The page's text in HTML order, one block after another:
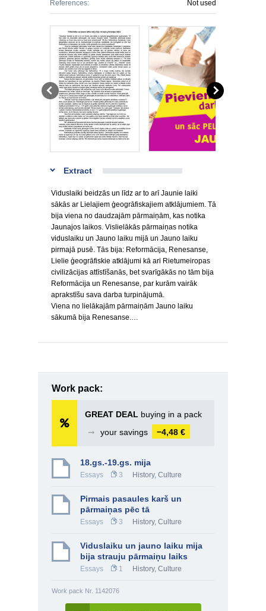
References: Not used
Extract
Viduslaiki beidzās un līdz ar to arī Jaunie laiki
sākās ar Lielajiem ģeogrāfiskajiem atklājumiem. Tā
bija viena no daudzajām pārmaiņām, kas notika
Jaunajos laikos. Vislielākās pārmaiņas notika
viduslaiku un Jauno laiku mijā un Jauno laiku
pirmajā pusē. Tās bija: Reformācija, Renesanse,
Lielie ģeogrāfiskie atklājumi kā ari Rietumeiropas
civilizācijas attīstīšanās, bet svarīgākās no tām bija
Reformācija un Renesanse, par kurām vairāk
aprakstīšu sava darba turpinājumā.
Viena no lielākajām pārmaiņām Jauno laiku
sākumā bija Renesanse.…
Work pack:
GREAT DEAL buying in a pack
➞
your savings −4,48 €
18.gs.-19.gs. mija
Essays 3 History, Culture
Pirmais pasaules karš un
pārmaiņas pēc tā
Essays 3 History, Culture
Viduslaiku un jauno laiku mija
bija strauju pārmaiņu laiks
Essays 1 History, Culture
Work pack Nr. 1142076